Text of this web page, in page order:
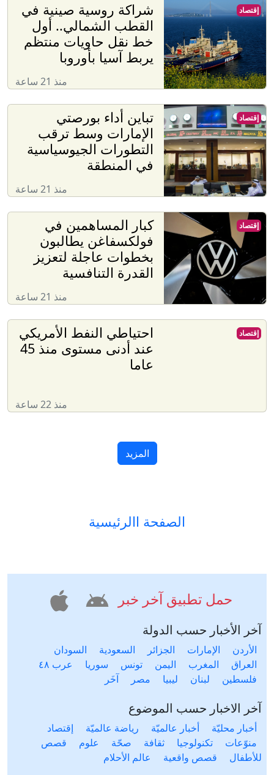
شراكة روسية صينية في
القطب الشمالي.. أول
خط نقل حاويات منتظم
يربط آسيا بأوروبا
منذ 21 ساعة
إقتصاد
تباين أداء بورصتي
الإمارات وسط ترقب
التطورات الجيوسياسية
في المنطقة
منذ 21 ساعة
إقتصاد
كبار المساهمين في
فولكسفاغن يطالبون
بخطوات عاجلة لتعزيز
القدرة التنافسية
منذ 21 ساعة
إقتصاد
احتياطي النفط الأمريكي
عند أدنى مستوى منذ 45
عاما
منذ 22 ساعة
إقتصاد
المزيد
الصفحة االرئيسية
حمل تطبيق آخر خبر
آخر الأخبار حسب الدولة
الأردن الإمارات الجزائر السعودية
السودان
العراق
المغرب اليمن تونس سوريا
عرب ٤٨
فلسطين
لبنان ليبيا مصر آخَر
آخر الاخبار حسب الموضوع
أخبار محليّة أخبار عالميّة رياضة عالميّة
إقتصاد
منوّعات
تكنولوجيا ثقافة صحّة علوم
قصص
للأطفال
قصص واقعية عالم الأحلام